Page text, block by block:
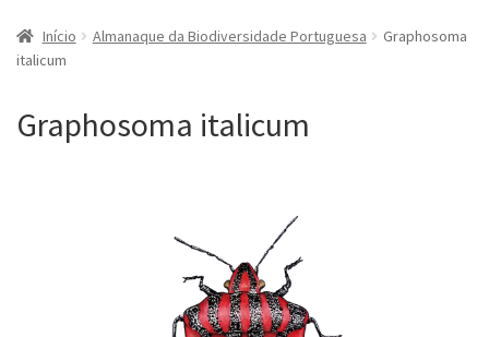
Início Almanaque da Biodiversidade Portuguesa
Graphosoma
italicum
Graphosoma italicum